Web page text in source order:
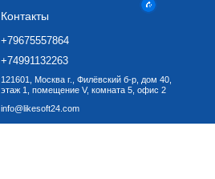
Контакты
+79675557864
+74991132263
121601, Москва г., Филёвский б-р, дом 40,
этаж 1, помещение V, комната 5, офис 2
info@likesoft24.com